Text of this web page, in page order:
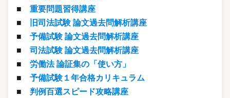
■ 重要問題習得講座
■
旧司法試験 論文過去問解析講座
■ 予備試験 論文過去問解析講座
■ 司法試験 論文過去問解析講座
■ 労働法 論証集の「使い方」
■ 予備試験１年合格カリキュラム
■ 判例百選スピード攻略講座